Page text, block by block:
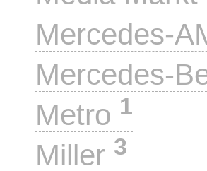
Mercedes-
Mercedes-
Metro 1
Miller 3